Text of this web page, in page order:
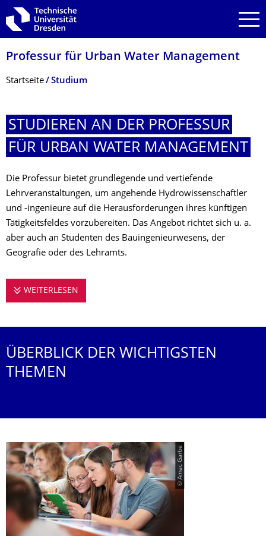
Zur Hauptnavigation springen
Zur Suche springen
Zum Inhalt springen
Professur für Urban Water Management
Breadcrumb-Menü
Startseite Studium
STUDIEREN AN DER PROFESSUR
FÜR URBAN WATER MANAGEMENT
Die Professur bietet grundlegende und vertiefende
Lehrveranstaltungen, um angehende Hydrowissenschaftler
und -ingenieure auf die Herausforderungen ihres künftigen
Tätigkeitsfeldes vorzubereiten. Das Angebot richtet sich u. a.
aber auch an Studenten des Bauingenieurwesens, der
Geografie oder des Lehramts.
WEITERLESEN
ÜBERBLICK DER WICHTIGSTEN
THEMEN
© Amac Garbe